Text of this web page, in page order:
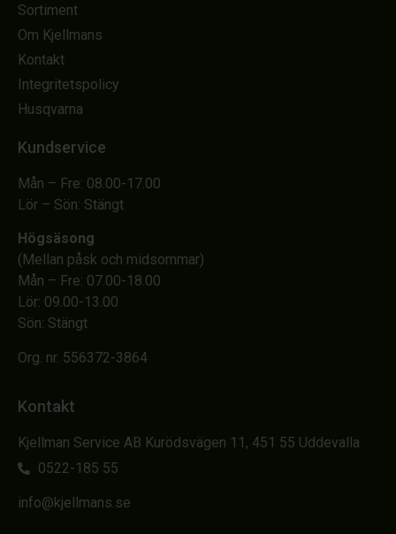
Sortiment
Om Kjellmans
Kontakt
Integritetspolicy
Husqvarna
Kundservice
Mån – Fre: 08.00-17.00
Lör – Sön: Stängt
Högsäsong
(Mellan påsk och midsommar)
Mån – Fre: 07.00-18.00
Lör: 09.00-13.00
Sön: Stängt
Org. nr. 556372-3864
Kontakt
Kjellman Service AB Kurödsvägen 11, 451 55 Uddevalla
0522-185 55
info@kjellmans.se